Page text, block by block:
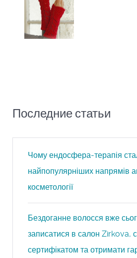
Последние статьи
Чому ендосфера-терапія
найпопулярніших напрямів
косметології
Бездоганне волосся вже
записатися в салон Zirkova,
сертифікатом та отримати